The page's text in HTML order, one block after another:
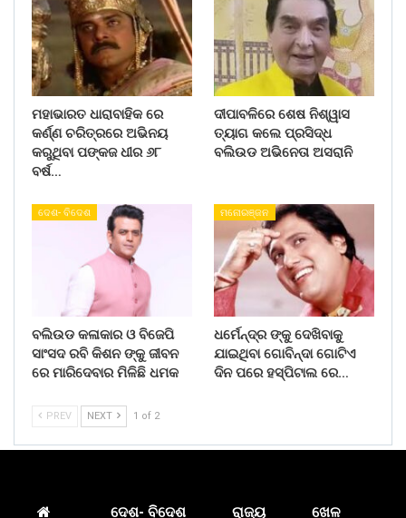
ମହାଭାରତ ଧାରାବାହିକ ରେ
କର୍ଣ୍ଣ ଚରିତ୍ରରେ ଅଭିନୟ
କରୁଥିବା ପଙ୍କଜ ଧୀର ୬୮
ବର୍ଷ…
ଦୀପାବଳିରେ ଶେଷ ନିଶ୍ୱାସ
ତ୍ୟାଗ କଲେ ପ୍ରସିଦ୍ଧ
ବଲିଉଡ ଅଭିନେତା ଅସରାନି
ଦେଶ- ବିଦେଶ
ବଲିଉଡ କଳାକାର ଓ ବିଜେପି
ସାଂସଦ ରବି କିଶନ ଙ୍କୁ ଜୀବନ
ରେ ମାରିଦେବାର ମିଳିଛି ଧମକ
ମନୋରଞ୍ଜନ
ଧର୍ମେନ୍ଦ୍ର ଙ୍କୁ ଦେଖିବାକୁ
ଯାଇଥିବା ଗୋବିନ୍ଦା ଗୋଟିଏ
ଦିନ ପରେ ହସ୍ପିଟାଲ ରେ…
PREV NEXT 1 of 2
ଦେଶ- ବିଦେଶ ରାଜ୍ୟ ଖେଳ